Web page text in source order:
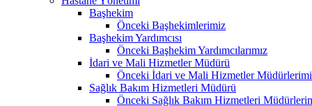
Başhekim
Önceki Başhekimlerimiz
Başhekim Yardımcısı
Önceki Başhekim Yardımcılarımız
İdari ve Mali Hizmetler Müdürü
Önceki İdari ve Mali Hizmetler
Sağlık Bakım Hizmetleri Müdürü
Önceki Sağlık Bakım Hizmetleri